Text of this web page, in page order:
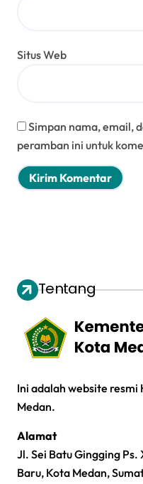
Situs Web
Simpan nama, email,
peramban ini untuk
Tentang
Ini adalah website
Medan.
Alamat
Jl. Sei Batu Gingging Ps.
Baru, Kota Medan,